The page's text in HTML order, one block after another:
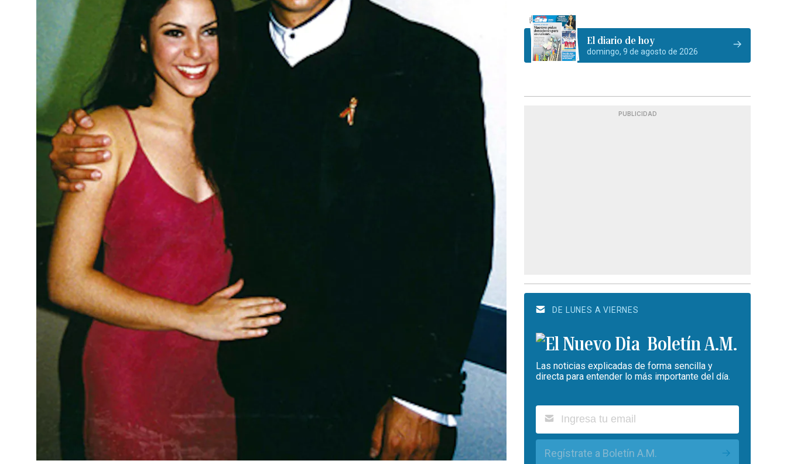
El diario de hoy
domingo, 9 de agosto de 2026
PUBLICIDAD
DE LUNES A VIERNES
Boletín A.M.
Las noticias explicadas de forma sencilla y
directa para entender lo más importante del día.
Regístrate a Boletín A.M.